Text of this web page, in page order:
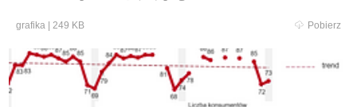
grafika | 249 KB Pobierz